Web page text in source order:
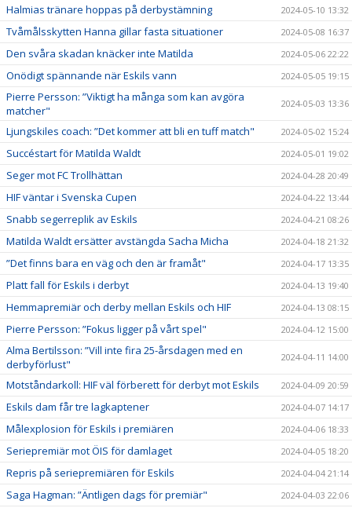
Halmias tränare hoppas på derbystämning 2024-05-10 13:32
Tvåmålsskytten Hanna gillar fasta situationer 2024-05-08 16:37
Den svåra skadan knäcker inte Matilda 2024-05-06 22:22
Onödigt spännande när Eskils vann 2024-05-05 19:15
Pierre Persson: ”Viktigt ha många som kan avgöra
matcher"
2024-05-03 13:36
Ljungskiles coach: ”Det kommer att bli en tuff match" 2024-05-02 15:24
Succéstart för Matilda Waldt 2024-05-01 19:02
Seger mot FC Trollhättan 2024-04-28 20:49
HIF väntar i Svenska Cupen 2024-04-22 13:44
Snabb segerreplik av Eskils 2024-04-21 08:26
Matilda Waldt ersätter avstängda Sacha Micha 2024-04-18 21:32
”Det finns bara en väg och den är framåt" 2024-04-17 13:35
Platt fall för Eskils i derbyt 2024-04-13 19:40
Hemmapremiär och derby mellan Eskils och HIF 2024-04-13 08:15
Pierre Persson: ”Fokus ligger på vårt spel" 2024-04-12 15:00
Alma Bertilsson: ”Vill inte fira 25-årsdagen med en
derbyförlust"
2024-04-11 14:00
Motståndarkoll: HIF väl förberett för derbyt mot Eskils 2024-04-09 20:59
Eskils dam får tre lagkaptener 2024-04-07 14:17
Målexplosion för Eskils i premiären 2024-04-06 18:33
Seriepremiär mot ÖIS för damlaget 2024-04-05 18:20
Repris på seriepremiären för Eskils 2024-04-04 21:14
Saga Hagman: ”Äntligen dags för premiär" 2024-04-03 22:06